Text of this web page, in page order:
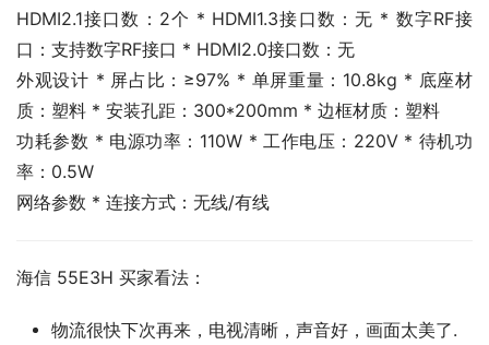
HDMI2.1接口数：2个 * HDMI1.3接口数：无 * 数字RF接
口：支持数字RF接口 * HDMI2.0接口数：无
外观设计 * 屏占比：≥97% * 单屏重量：10.8kg * 底座材
质：塑料 * 安装孔距：300*200mm * 边框材质：塑料
功耗参数 * 电源功率：110W * 工作电压：220V * 待机功
率：0.5W
网络参数 * 连接方式：无线/有线
海信 55E3H 买家看法：
物流很快下次再来，电视清晰，声音好，画面太美了.